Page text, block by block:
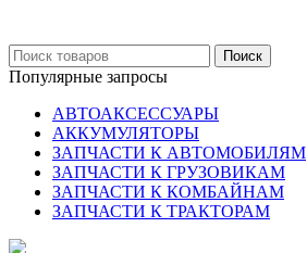
Поиск
Популярные запросы
АВТОАКСЕССУАРЫ
АККУМУЛЯТОРЫ
ЗАПЧАСТИ К АВТОМОБИЛЯМ
ЗАПЧАСТИ К ГРУЗОВИКАМ
ЗАПЧАСТИ К КОМБАЙНАМ
ЗАПЧАСТИ К ТРАКТОРАМ